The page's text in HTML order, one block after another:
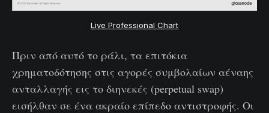
Live Professional Chart
Πριν από αυτό το ράλι, τα επιτόκια
χρηματοδότησης στις αγορές συμβολαίων αέναης
ανταλλαγής εις το διηνεκές (perpetual swap)
εισήλθαν σε ένα ακραίο επίπεδο αντιστροφής. Οι